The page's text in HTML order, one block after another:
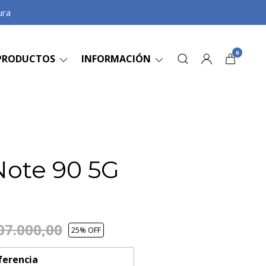
INFORMACIÓN 0
90 5G
25% OFF